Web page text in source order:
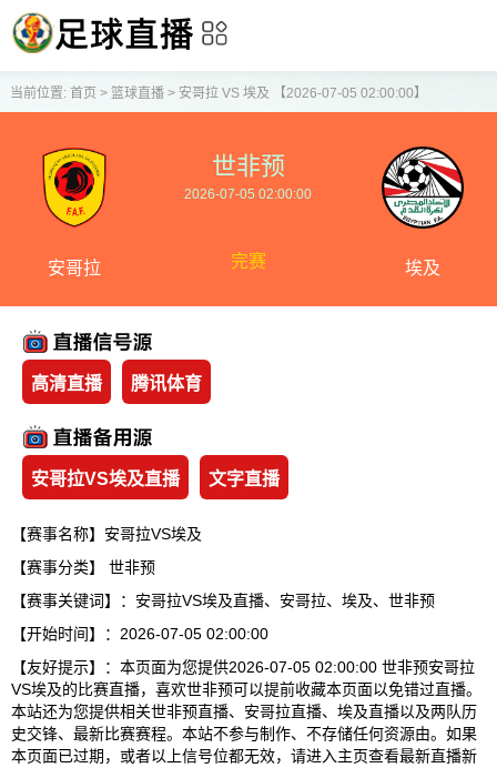
当前位置: 首页 > 篮球直播> 安哥拉 VS 埃及 【2026-07-05 02:00:00】
安哥拉
世非预
2026-07-05 02:00:00
完赛 埃及
高清直播 腾讯体育
安哥拉VS埃及直播 文字直播
【赛事名称】安哥拉VS埃及
【赛事分类】 世非预
【赛事关键词】：安哥拉VS埃及直播、安哥拉、埃及、世非预
【开始时间】：2026-07-05 02:00:00
【友好提示】：本页面为您提供2026-07-05 02:00:00 世非预安哥拉
VS埃及的比赛直播，喜欢世非预可以提前收藏本页面以免错过直播。
本站还为您提供相关世非预直播、安哥拉直播、埃及直播以及两队历
史交锋、最新比赛赛程。本站不参与制作、不存储任何资源由。如果
本页面已过期，或者以上信号位都无效，请进入主页查看最新直播新